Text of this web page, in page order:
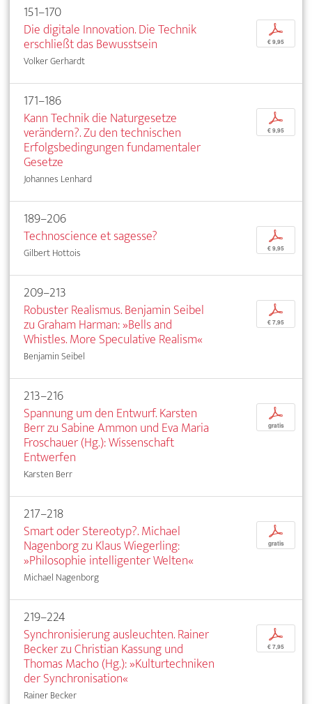
151–170
Die digitale Innovation. Die Technik
erschließt das Bewusstsein
Volker Gerhardt
p
€ 9,95
171–186
Kann Technik die Naturgesetze
verändern?. Zu den technischen
Erfolgsbedingungen fundamentaler
Gesetze
Johannes Lenhard
p
€ 9,95
189–206
Technoscience et sagesse?
Gilbert Hottois
p
€ 9,95
209–213
Robuster Realismus. Benjamin Seibel
zu Graham Harman: »Bells and
Whistles. More Speculative Realism«
Benjamin Seibel
p
€ 7,95
213–216
Spannung um den Entwurf. Karsten
Berr zu Sabine Ammon und Eva Maria
Froschauer (Hg.): Wissenschaft
Entwerfen
Karsten Berr
p
gratis
217–218
Smart oder Stereotyp?. Michael
Nagenborg zu Klaus Wiegerling:
»Philosophie intelligenter Welten«
Michael Nagenborg
p
gratis
219–224
Synchronisierung ausleuchten. Rainer
Becker zu Christian Kassung und
Thomas Macho (Hg.): »Kulturtechniken
der Synchronisation«
Rainer Becker
p
€ 7,95